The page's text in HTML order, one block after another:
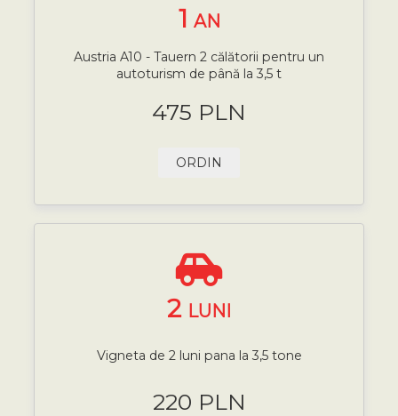
1 AN
Austria A10 - Tauern 2 călătorii pentru un
autoturism de până la 3,5 t
475 PLN
ORDIN
2 LUNI
Vigneta de 2 luni pana la 3,5 tone
220 PLN